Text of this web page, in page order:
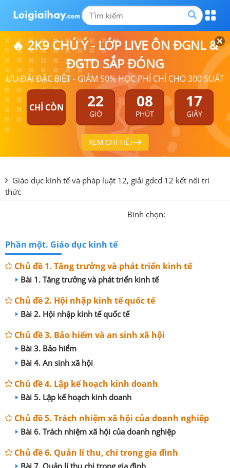
🔥 2K9 CHÚ Ý - LỚP LIVE ÔN ĐGNL &
ĐGTD SẮP ĐÓNG
ƯU ĐÃI ĐẶC BIỆT - GIẢM 50% HỌC PHÍ CHỈ CHO 300 SUẤT
CHỈ CÒN 22
GIỜ
08
PHÚT
17
GIÂY
XEM CHI TIẾT
Giáo dục kinh tế và pháp luật 12, giải gdcd 12 kết nối tri
thức
Bình chọn:
Phần một. Giáo dục kinh tế
Chủ đề 1. Tăng trưởng và phát triển kinh tế
Bài 1. Tăng trưởng và phát triển kinh tế
Chủ đề 2. Hội nhập kinh tế quốc tế
Bài 2. Hội nhập kinh tế quốc tế
Chủ đề 3. Bảo hiểm và an sinh xã hội
Bài 3. Bảo hiểm
Bài 4. An sinh xã hội
Chủ đề 4. Lập kế hoạch kinh doanh
Bài 5. Lập kế hoạch kinh doanh
Chủ đề 5. Trách nhiệm xã hội của doanh nghiệp
Bài 6. Trách nhiệm xã hội của doanh nghiệp
Chủ đề 6. Quản lí thu, chi trong gia đình
Bài 7. Quản lí thu chi trong gia đình